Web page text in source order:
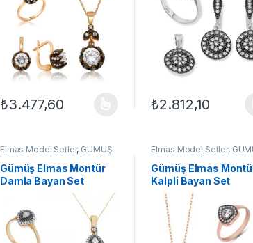
₺3.477,60
Bu ürünün birden fazla varyasyonu var. Seçenekler
₺2.812,10
Bu ürünün birden
Elmas Model Setler, GÜMÜŞ
Gümüş Elmas Montür
Damla Bayan Set
Elmas Model Setler,
Gümüş Elmas
Kalpli Bayan Set